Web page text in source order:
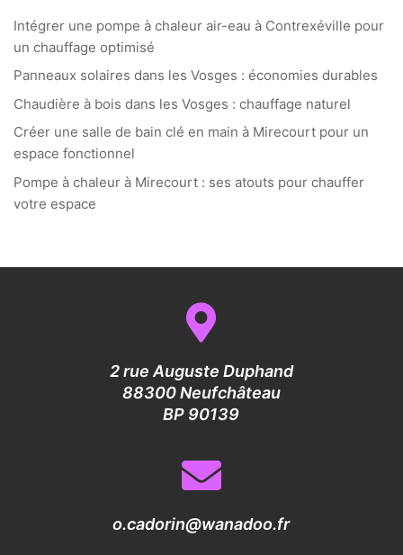
Intégrer une pompe à chaleur air-eau à Contrexéville pour
un chauffage optimisé
Panneaux solaires dans les Vosges : économies durables
Chaudière à bois dans les Vosges : chauffage naturel
Créer une salle de bain clé en main à Mirecourt pour un
espace fonctionnel
Pompe à chaleur à Mirecourt : ses atouts pour chauffer
votre espace
2 rue Auguste Duphand
88300 Neufchâteau
BP 90139
o.cadorin@wanadoo.fr